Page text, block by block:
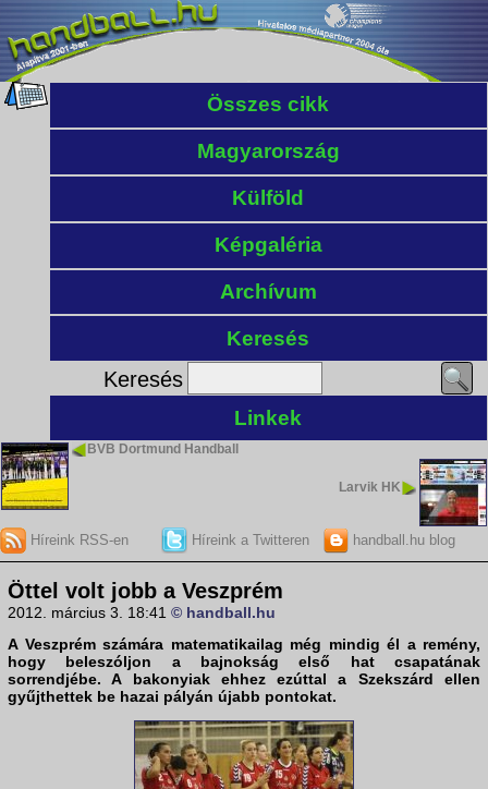
Összes cikk
Magyarország
Külföld
Képgaléria
Archívum
Keresés
Keresés
Linkek
BVB Dortmund Handball
Larvik HK
Híreink RSS-en Híreink a Twitteren handball.hu blog
Öttel volt jobb a Veszprém
2012. március 3. 18:41 © handball.hu
A Veszprémszámára matematikailag még mindig él a remény,
hogy beleszóljon a bajnokság első hat csapatának
sorrendjébe. A bakonyiak ehhez ezúttal a Szekszárd ellen
gyűjthettek be hazai pályán újabb pontokat.